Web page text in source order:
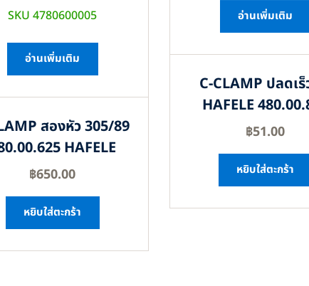
อ่านเพิ่มเติม
C-CLAMP ปลดเร็
HAFELE
฿51.00
หยิบใส่ตะกร้า
SKU 4780600005
อ่านเพิ่มเติม
สองหัว 305/89
HAFELE
฿650.00
หยิบใส่ตะกร้า